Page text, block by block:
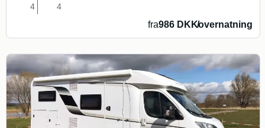
4 4
fra986 DKK/overnatning